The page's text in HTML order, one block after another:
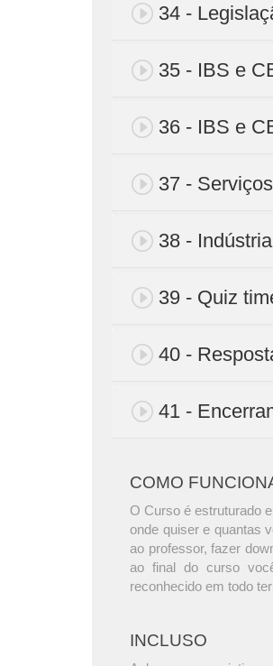
34 -
35 - IBS e
36 - IBS e
37 - Serviços
38 - Indústria
39 - Quiz
40 -
41 -
COMO
O Curso é estruturado
onde quiser e quantas
ao professor, fazer
ao final do curso
reconhecido em todo
INCLUSO